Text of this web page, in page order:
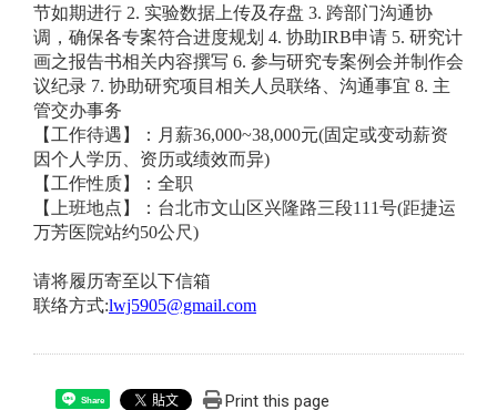
节如期进行 2. 实验数据上传及存盘 3. 跨部门沟通协
调，确保各专案符合进度规划 4. 协助IRB申请 5. 研究计
画之报告书相关内容撰写 6. 参与研究专案例会并制作会
议纪录 7. 协助研究项目相关人员联络、沟通事宜 8. 主
管交办事务
【工作待遇】：月薪36,000~38,000元(固定或变动薪资
因个人学历、资历或绩效而异)
【工作性质】：全职
【上班地点】：台北市文山区兴隆路三段111号(距捷运
万芳医院站约50公尺)
请将履历寄至以下信箱
联络方式:lwj5905@gmail.com
Share Print this page